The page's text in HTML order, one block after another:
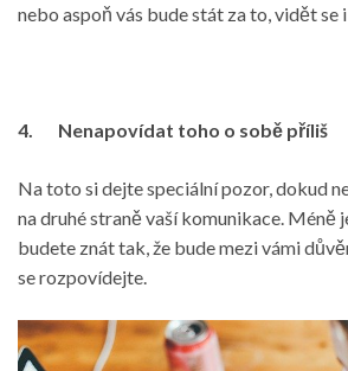
nebo aspoň vás bude stát za to, vidět se
4. Nenapovídat toho o sobě příliš
Na toto si dejte speciální pozor, dokud
na druhé straně vaší komunikace. Méně
budete znát tak, že bude mezi vámi
se rozpovídejte.